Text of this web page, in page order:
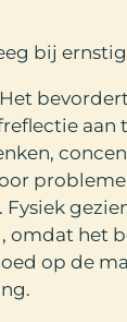
bij
omdat het
op de